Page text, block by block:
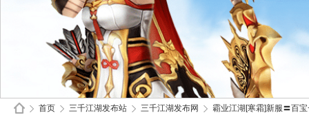
首页 三千江湖发布站 三千江湖发布网 霸业江湖[寒霜]新服〓百